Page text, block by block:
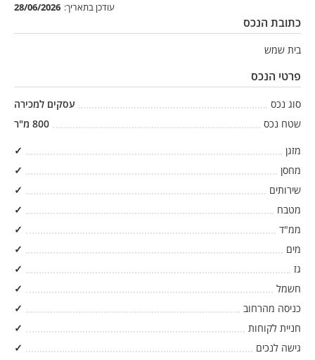
עודכן בתאריך: 28/06/2026
כתובת הנכס
בית שמש
פרטי הנכס
סוג נכס
עסקים למכירה
שטח נכס
800 מ"ר
מזגן
✓
מחסן
✓
שירותים
✓
מטבח
✓
ממ"ד
✓
מים
✓
גז
✓
חשמל
✓
כניסה מהרחוב
✓
חניית לקוחות
✓
גישה לנכים
✓